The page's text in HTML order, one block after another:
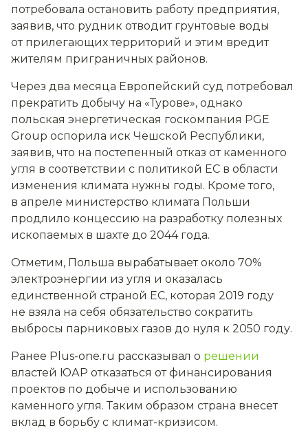
потребовала остановить работу предприятия,
заявив, что рудник отводит грунтовые воды
от прилегающих территорий и этим вредит
жителям приграничных районов.
Через два месяца Европейский суд потребовал
прекратить добычу на «Турове», однако
польская энергетическая госкомпания PGE
Group оспорила иск Чешской Республики,
заявив, что на постепенный отказ от каменного
угля в соответствии с политикой ЕС в области
изменения климата нужны годы. Кроме того,
в апреле министерство климата Польши
продлило концессию на разработку полезных
ископаемых в шахте до 2044 года.
Отметим, Польша вырабатывает около 70%
электроэнергии из угля и оказалась
единственной страной ЕС, которая 2019 году
не взяла на себя обязательство сократить
выбросы парниковых газов до нуля к 2050 году.
Ранее Plus-one.ru рассказывал о решении
властей ЮАР отказаться от финансирования
проектов по добыче и использованию
каменного угля. Таким образом страна внесет
вклад в борьбу с климат-кризисом.